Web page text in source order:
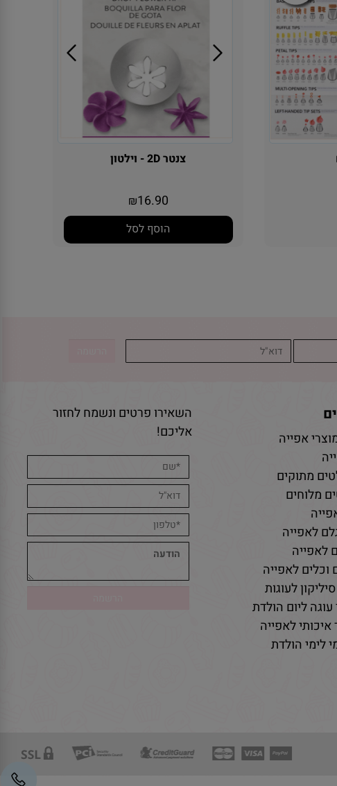
צנטר 2D - וילטון
₪ 16.90
הוסף לסל
אפייה
מתוקים
מלוחים
לאפייה
לאפייה
וכלים לאפייה
לעוגות
ליום הולדת
איכותי לאפייה
לימי הולדת
השאירו פרטים ונשמח לחזור
אליכם!